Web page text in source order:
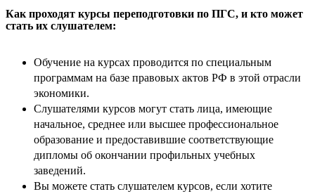
Как проходят курсы переподготовки по ПГС, и кто может
стать их слушателем:
Обучение на курсах проводится по специальным
программам на базе правовых актов РФ в этой отрасли
экономики.
Слушателями курсов могут стать лица, имеющие
начальное, среднее или высшее профессиональное
образование и предоставившие соответствующие
дипломы об окончании профильных учебных
заведений.
Вы можете стать слушателем курсов, если хотите